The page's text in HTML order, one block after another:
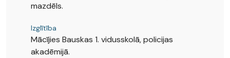
mazdēls.
Izglītība
Mācījies Bauskas 1. vidusskolā, policijas
akadēmijā.